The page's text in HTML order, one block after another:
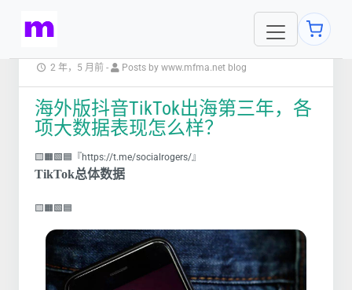
2 年，5 月前 - Posts by www.mfma.net blog
海外版抖音TikTok出海第三年，各
项大数据表现怎么样？
🟨🟧🟩🟦『https://t.me/socialrogers/』
TikTok总体数据
🟨🟧🟩🟦